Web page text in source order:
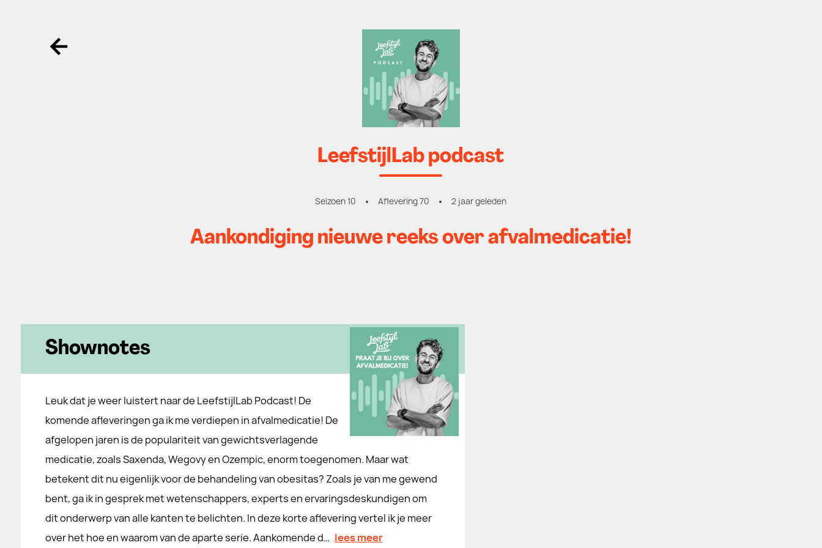
Ga terug
LeefstijlLab podcast
Seizoen 10 Aflevering 70 2 jaar geleden
Aankondiging nieuwe reeks over afvalmedicatie!
Shownotes
Leuk dat je weer luistert naar de LeefstijlLab Podcast! De
komende afleveringen ga ik me verdiepen in afvalmedicatie! De
afgelopen jaren is de populariteit van gewichtsverlagende
medicatie, zoals Saxenda, Wegovy en Ozempic, enorm toegenomen. Maar wat
betekent dit nu eigenlijk voor de behandeling van obesitas? Zoals je van me gewend
bent, ga ik in gesprek met wetenschappers, experts en ervaringsdeskundigen om
dit onderwerp van alle kanten te belichten. In deze korte aflevering vertel ik je meer
over het hoe en waarom van de aparte serie. Aankomende d… lees meer